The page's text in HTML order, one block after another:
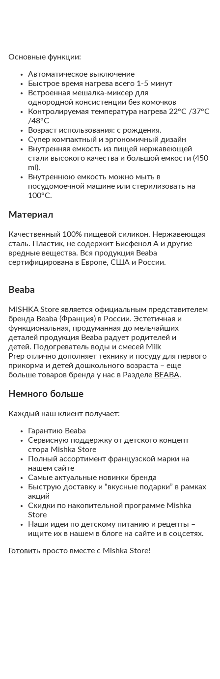
Основные функции:
Автоматическое выключение
Быстрое время нагрева всего 1-5 минут
Встроенная мешалка-миксер для
однородной консистенции без комочков
Контролируемая температура нагрева 22°C /37°C
/48°C
Возраст использования: с рождения.
Супер компактный и эргономичный дизайн
Внутренняя емкость из пищей нержавеющей
стали высокого качества и большой емкости (450
ml).
Внутреннюю емкость можно мыть в
посудомоечной машине или стерилизовать на
100°C.
Материал
Качественный 100% пищевой силикон. Нержавеющая
сталь. Пластик, не содержит Бисфенол А и другие
вредные вещества. Вся продукция Beaba
cертифицирована в Европе, США и России.
Beaba
MISHKA Store является официальным представителем
бренда Beaba (Франция) в России. Эстетичная и
функциональная, продуманная до мельчайших
деталей продукция Beaba радует родителей и
детей. Подогреватель воды и смесей Milk
Prep отлично дополняет технику и посуду для первого
прикорма и детей дошкольного возраста – еще
больше товаров бренда у нас в Разделе BEABA.
Немного больше
Каждый наш клиент получает:
Гарантию Beaba
Сервисную поддержку от детского концепт
стора Mishka Store
Полный ассортимент французской марки на
нашем сайте
Самые актуальные новинки бренда
Быструю доставку и “вкусные подарки” в рамках
акций
Скидки по накопительной программе Mishka
Store
Наши идеи по детскому питанию и рецепты –
ищите их в нашем в блоге на сайте и в соцсетях.
Готовитьпросто вместе с Mishka Store!